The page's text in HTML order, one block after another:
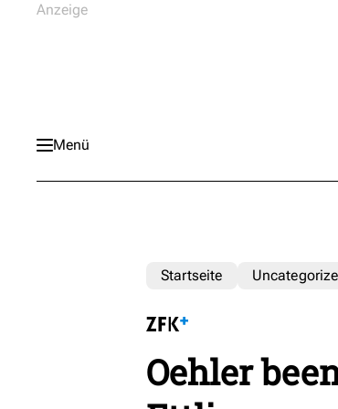
Menü
Startseite
Oehler